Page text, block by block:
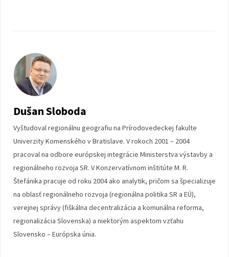
Dušan Sloboda
Vyštudoval regionálnu geografiu na Prírodovedeckej fakulte
Univerzity Komenského v Bratislave. V rokoch 2001 – 2004
pracoval na odbore európskej integrácie Ministerstva výstavby a
regionálneho rozvoja SR. V Konzervatívnom inštitúte M. R.
Štefánika pracuje od roku 2004 ako analytik, pričom sa špecializuje
na oblasť regionálneho rozvoja (regionálna politika SR a EÚ),
verejnej správy (fiškálna decentralizácia a komunálna reforma,
regionalizácia Slovenska) a niektorým aspektom vzťahu
Slovensko – Európska únia.